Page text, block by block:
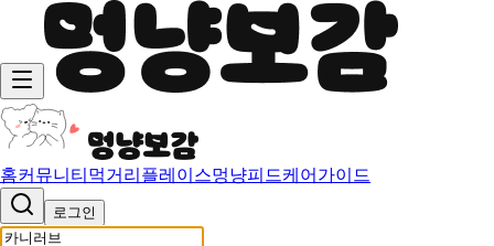
홈커뮤니티 먹거리 플레이스멍냥피드케어가이드
로그인